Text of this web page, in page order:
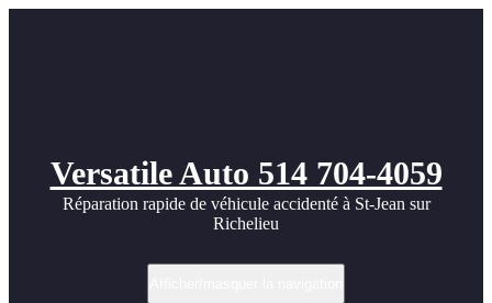
Versatile Auto 514 704-4059
Réparation rapide de véhicule accidenté à St-Jean sur
Richelieu